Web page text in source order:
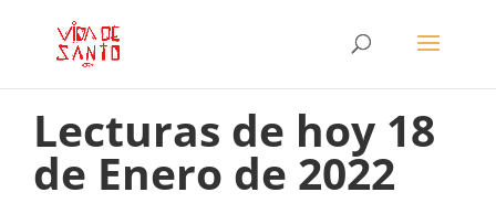
Lecturas de hoy 18
de Enero de 2022